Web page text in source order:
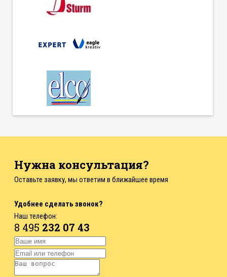
Нужна консультация?
Оставьте заявку, мы ответим в ближайшее время
Удобнее сделать звонок?
Наш телефон:
8 495 232 07 43